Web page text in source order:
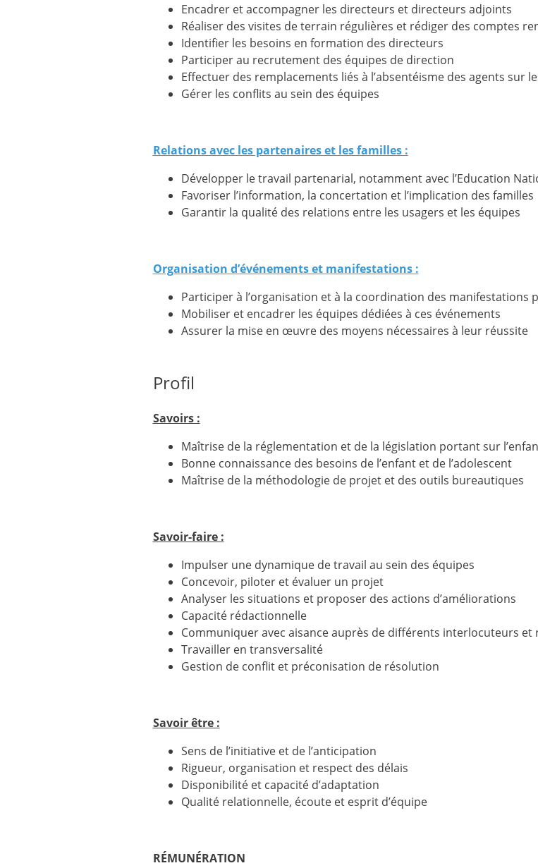
Encadrer et accompagner les directeurs et directeurs adjoints
Réaliser des visites de terrain régulières et rédiger des comptes
Identifier les besoins en formation des directeurs
Participer au recrutement des équipes de direction
Effectuer des remplacements liés à l’absentéisme des agents sur
Gérer les conflits au sein des équipes
Relations avec les partenaires et les familles :
Développer le travail partenarial, notamment avec l’Education
Favoriser l’information, la concertation et l’implication des familles
Garantir la qualité des relations entre les usagers et les équipes
Organisation d’événements et manifestations :
Participer à l’organisation et à la coordination des manifestations
Mobiliser et encadrer les équipes dédiées à ces événements
Assurer la mise en œuvre des moyens nécessaires à leur réussite
Profil
Savoirs :
Maîtrise de la réglementation et de la législation portant sur
Bonne connaissance des besoins de l’enfant et de l’adolescent
Maîtrise de la méthodologie de projet et des outils bureautiques
Savoir-faire :
Impulser une dynamique de travail au sein des équipes
Concevoir, piloter et évaluer un projet
Analyser les situations et proposer des actions d’améliorations
Capacité rédactionnelle
Communiquer avec aisance auprès de différents interlocuteurs
Travailler en transversalité
Gestion de conflit et préconisation de résolution
Savoir être :
Sens de l’initiative et de l’anticipation
Rigueur, organisation et respect des délais
Disponibilité et capacité d’adaptation
Qualité relationnelle, écoute et esprit d’équipe
RÉMUNÉRATION